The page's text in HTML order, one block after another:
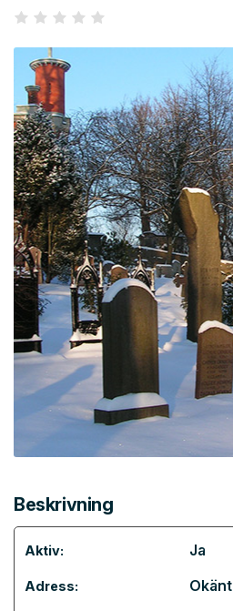
Beskrivning
Aktiv: Ja
Adress: Okänt